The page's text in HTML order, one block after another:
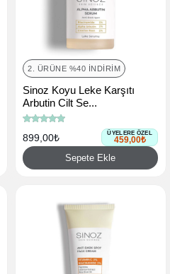
2. ÜRÜNE %40 İNDIRIM
Sinoz Koyu Leke Karşıtı
Arbutin Cilt Se...
899,00₺ ÜYELERE ÖZEL
459,00₺
Sepete Ekle